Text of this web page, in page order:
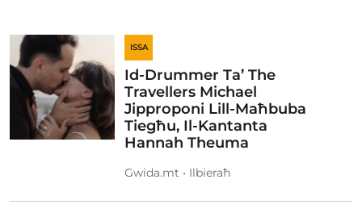
ISSA
Id-Drummer Ta’ The
Travellers Michael
Jipproponi Lill-Maħbuba
Tiegħu, Il-Kantanta
Hannah Theuma
Gwida.mt • Ilbieraħ